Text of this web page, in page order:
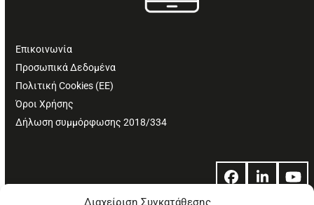
Διαχείριση Συγκατάθεσης
Επικοινωνία
Προσωπικά Δεδομένα
Πολιτική Cookies (ΕΕ)
Όροι Χρήσης
Δήλωση συμμόρφωσης 2018/334
Facebook
LinkedIn